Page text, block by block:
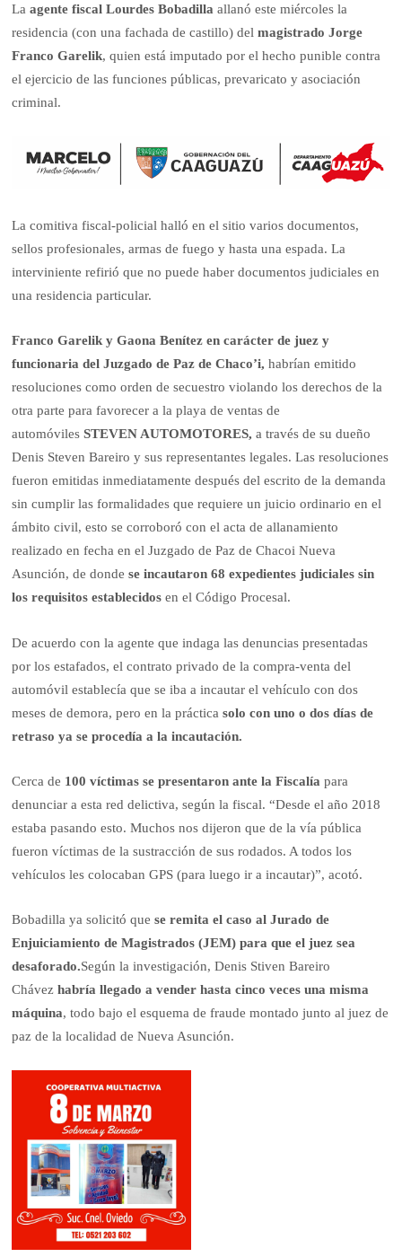
Laagente fiscal Lourdes Bobadillaallanó este miércoles la
residencia (con una fachada de castillo) delmagistrado Jorge
Franco Garelik, quien está imputado por el hecho punible contra
el ejercicio de las funciones públicas, prevaricato y asociación
criminal.
La comitiva fiscal-policial halló en el sitio varios documentos,
sellos profesionales, armas de fuego y hasta una espada. La
interviniente refirió que no puede haber documentos judiciales en
una residencia particular.
Franco Garelik y Gaona Benítez en carácter de juez y
funcionaria del Juzgado de Paz de Chaco’i,habrían emitido
resoluciones como orden de secuestro violando los derechos de la
otra parte para favorecer a la playa de ventas de
automóvilesSTEVEN AUTOMOTORES, a través de su dueño
Denis Steven Bareiro y sus representantes legales. Las resoluciones
fueron emitidas inmediatamente después del escrito de la demanda
sin cumplir las formalidades que requiere un juicio ordinario en el
ámbito civil, esto se corroboró con el acta de allanamiento
realizado en fecha en el Juzgado de Paz de Chacoi Nueva
Asunción, de dondese incautaron 68 expedientes judiciales sin
los requisitos establecidos en el Código Procesal.
De acuerdo con la agente que indaga las denuncias presentadas
por los estafados, el contrato privado de la compra-venta del
automóvil establecía que se iba a incautar el vehículo con dos
meses de demora, pero en la prácticasolo con uno o dos días de
retraso ya se procedía a la incautación.
Cerca de 100 víctimas se presentaron ante la Fiscalía para
denunciar a esta red delictiva, según la fiscal. “Desde el año 2018
estaba pasando esto. Muchos nos dijeron que de la vía pública
fueron víctimas de la sustracción de sus rodados. A todos los
vehículos les colocaban GPS (para luego ir a incautar)”, acotó.
Bobadilla ya solicitó quese remita el caso al Jurado de
Enjuiciamiento de Magistrados (JEM) para que el juez sea
desaforado.Según la investigación, Denis Stiven Bareiro
Chávezhabría llegado a vender hasta cinco veces una misma
máquina, todo bajo el esquema de fraude montado junto al juez de
paz de la localidad de Nueva Asunción.